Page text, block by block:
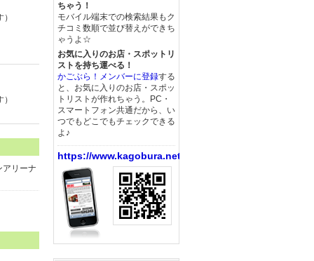
アリーナ
ちゃう！
モバイル端末での検索結果もク
チコミ数順で並び替えができち
ゃうよ☆
お気に入りのお店・スポットリ
ストを持ち運べる！
かごぶら！メンバーに登録する
と、お気に入りのお店・スポッ
トリストが作れちゃう。PC・
スマートフォン共通だから、い
つでもどこでもチェックできる
よ♪
https://www.kagobura.net/